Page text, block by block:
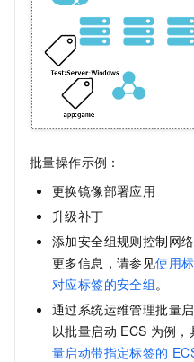
批量操作示例：
更换镜像部署应用
升级补丁
添加安全组规则控制网
更多信息，请参见使用
对应标签的安全组 。
通过系统运维管理批量
以批量启动 ECS 为例，
量启动带指定标签的